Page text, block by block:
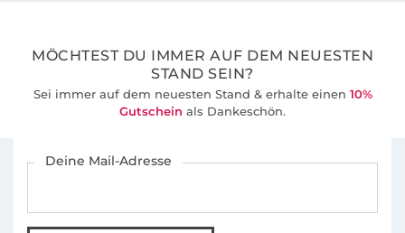
MÖCHTEST DU IMMER AUF DEM NEUESTEN
STAND SEIN?
Sei immer auf dem neuesten Stand & erhalte einen 10%
Gutschein als Dankeschön.
Deine Mail-Adresse